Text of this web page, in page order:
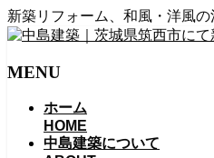
新築リフォーム、和風・洋風
MENU
ホーム
HOME
中島建築について